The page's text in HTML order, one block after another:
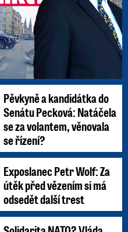
Pěvkyně a kandidátka do
Senátu Pecková: Natáčela
se za volantem, věnovala
se řízení?
Exposlanec Petr Wolf: Za
útěk před vězením si má
odsedět další trest